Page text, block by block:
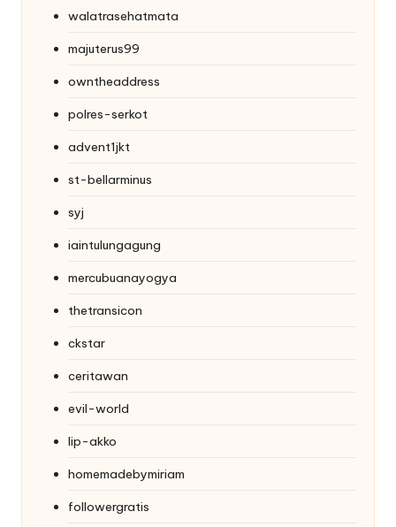
walatrasehatmata
majuterus99
owntheaddress
polres-serkot
advent1jkt
st-bellarminus
syj
iaintulungagung
mercubuanayogya
thetransicon
ckstar
ceritawan
evil-world
lip-akko
homemadebymiriam
followergratis